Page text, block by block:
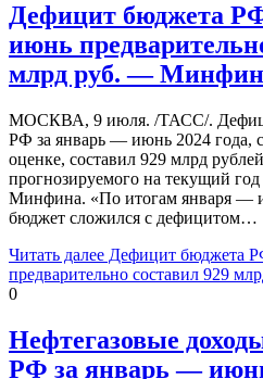
Дефицит бюджета
июнь
млрд руб. — Минфин
МОСКВА, 9 июля. /ТАСС/.
РФ за январь — июнь 2024 года,
оценке, составил 929 млрд
прогнозируемого на текущий
Минфина. «По итогам января —
бюджет сложился с дефицитом…
Читать далее Дефицит бюджета
предварительно составил 929
0
Нефтегазовые
РФ за январь —